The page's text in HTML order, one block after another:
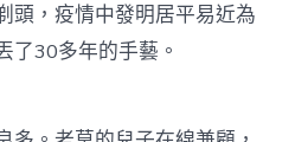
頭，疫情中發明居平易近為
了30多年的手藝。